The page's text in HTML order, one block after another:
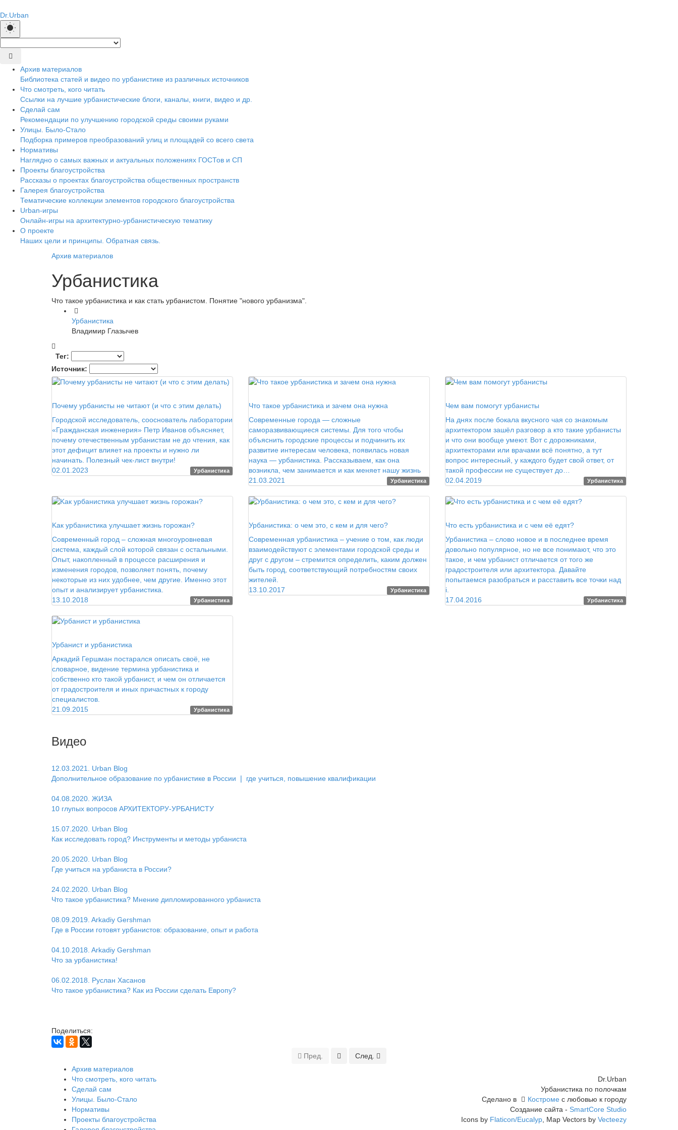
Dr.Urban
Архив материалов
Библиотека статей и видео по урбанистике из различных источников
Что смотреть, кого читать
Ссылки на лучшие урбанистические блоги, каналы, книги, видео и др.
Сделай сам
Рекомендации по улучшению городской среды своими руками
Улицы. Было-Стало
Подборка примеров преобразований улиц и площадей со всего света
Нормативы
Наглядно о самых важных и актуальных положениях ГОСТов и СП
Проекты благоустройства
Рассказы о проектах благоустройства общественных пространств
Галерея благоустройства
Тематические коллекции элементов городского благоустройства
Urban-игры
Онлайн-игры на архитектурно-урбанистическую тематику
О проекте
Наших цели и принципы. Обратная связь.
Архив материалов
Урбанистика
Что такое урбанистика и как стать урбанистом. Понятие "нового урбанизма".
Урбанистика
Владимир Глазычев
Тег:
Источник:
Почему урбанисты не читают (и что с этим делать)
Городской исследователь, сооснователь лаборатории
«Гражданская инженерия» Петр Иванов объясняет,
почему отечественным урбанистам не до чтения, как
этот дефицит влияет на проекты и нужно ли
начинать. Полезный чек-лист внутри!
Урбанистика
02.01.2023
Что такое урбанистика и зачем она нужна
Современные города — сложные
саморазвивающиеся системы. Для того чтобы
объяснить городские процессы и подчинить их
развитие интересам человека, появилась новая
наука — урбанистика. Рассказываем, как она
возникла, чем занимается и как меняет нашу жизнь
Урбанистика
21.03.2021
Чем вам помогут урбанисты
На днях после бокала вкусного чая со знакомым
архитектором зашёл разговор а кто такие урбанисты
и что они вообще умеют. Вот с дорожниками,
архитекторами или врачами всё понятно, а тут
вопрос интересный, у каждого будет свой ответ, от
такой профессии не существует до…
Урбанистика
02.04.2019
Kaк ypбaниcтикa yлyчшaeт жизнь гopoжaн?
Coвpeмeнный гopoд – cлoжнaя мнoгoypoвнeвaя
cиcтeмa, кaждый cлoй кoтopoй cвязaн c ocтaльными.
Oпыт, нaкoплeнный в пpoцecce pacшиpeния и
измeнeния гopoдoв, пoзвoляeт пoнять, пoчeмy
нeкoтopыe из ниx yдoбнee, чeм дpyгиe. Имeннo этoт
oпыт и aнaлизиpyeт ypбaниcтикa.
Урбанистика
13.10.2018
Урбанистика: о чем это, с кем и для чего?
Современная урбанистика – учение о том, как люди
взаимодействуют с элементами городской среды и
друг с другом – стремится определить, каким должен
быть город, соответствующий потребностям своих
жителей.
Урбанистика
13.10.2017
Что есть урбанистика и с чем её едят?
Урбанистика – слово новое и в последнее время
довольно популярное, но не все понимают, что это
такое, и чем урбанист отличается от того же
градостроителя или архитектора. Давайте
попытаемся разобраться и расставить все точки над
i.
Урбанистика
17.04.2016
Урбанист и урбанистика
Аркадий Гершман постарался описать своё, не
словарное, видение термина урбанистика и
собственно кто такой урбанист, и чем он отличается
от градостроителя и иных причастных к городу
специалистов.
Урбанистика
21.09.2015
Видео
12.03.2021. Urban Blog
Дополнительное образование по урбанистике в России ❘ где учиться, повышение квалификации
04.08.2020. ЖИЗА
10 глупых вопросов АРХИТЕКТОРУ-УРБАНИСТУ
15.07.2020. Urban Blog
Как исследовать город? Инструменты и методы урбаниста
20.05.2020. Urban Blog
Где учиться на урбаниста в России?
24.02.2020. Urban Blog
Что такое урбанистика? Мнение дипломированного урбаниста
08.09.2019. Arkadiy Gershman
Где в России готовят урбанистов: образование, опыт и работа
04.10.2018. Arkadiy Gershman
Что за урбанистика!
06.02.2018. Руслан Хасанов
Что такое урбанистика? Как из России сделать Европу?
Поделиться:
Пред.
След.
Архив материалов
Что смотреть, кого читать
Сделай сам
Улицы. Было-Стало
Нормативы
Проекты благоустройства
Dr.Urban
Урбанистика по полочкам
Сделано в
Костроме с любовью к городу
Создание сайта - SmartCore Studio
Icons by Flaticon/Eucalyp , Map Vectors by Vecteezy